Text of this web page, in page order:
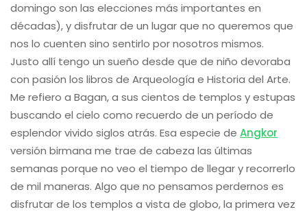
domingo son las elecciones más importantes en
décadas), y disfrutar de un lugar que no queremos que
nos lo cuenten sino sentirlo por nosotros mismos.
Justo allí tengo un sueño desde que de niño devoraba
con pasión los libros de Arqueología e Historia del Arte.
Me refiero a Bagan, a sus cientos de templos y estupas
buscando el cielo como recuerdo de un período de
esplendor vivido siglos atrás. Esa especie de Angkor
versión birmana me trae de cabeza las últimas
semanas porque no veo el tiempo de llegar y recorrerlo
de mil maneras. Algo que no pensamos perdernos es
disfrutar de los templos a vista de globo, la primera vez